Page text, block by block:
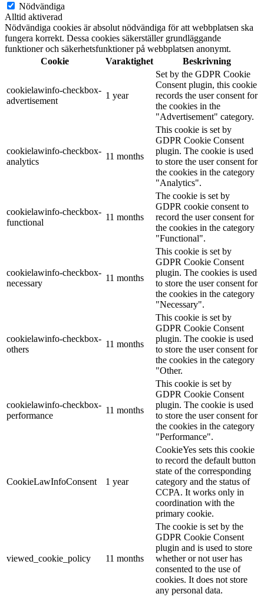
Nödvändiga
Alltid aktiverad
Nödvändiga cookies är absolut nödvändiga för att webbplatsen ska
fungera korrekt. Dessa cookies säkerställer grundläggande
funktioner och säkerhetsfunktioner på webbplatsen anonymt.
Cookie
Varaktighet Beskrivning
cookielawinfo-checkbox-
advertisement
1 year
Set by the GDPR Cookie
Consent plugin, this cookie
records the user consent for
the cookies in the
"Advertisement" category.
cookielawinfo-checkbox-
analytics
11 months
This cookie is set by
GDPR Cookie Consent
plugin. The cookie is used
to store the user consent for
the cookies in the category
"Analytics".
cookielawinfo-checkbox-
functional
11 months
The cookie is set by
GDPR cookie consent to
record the user consent for
the cookies in the category
"Functional".
cookielawinfo-checkbox-
necessary
11 months
This cookie is set by
GDPR Cookie Consent
plugin. The cookies is used
to store the user consent for
the cookies in the category
"Necessary".
cookielawinfo-checkbox-
others
11 months
This cookie is set by
GDPR Cookie Consent
plugin. The cookie is used
to store the user consent for
the cookies in the category
"Other.
cookielawinfo-checkbox-
performance
11 months
This cookie is set by
GDPR Cookie Consent
plugin. The cookie is used
to store the user consent for
the cookies in the category
"Performance".
CookieLawInfoConsent 1 year
CookieYes sets this cookie
to record the default button
state of the corresponding
category and the status of
CCPA. It works only in
coordination with the
primary cookie.
viewed_cookie_policy 11 months
The cookie is set by the
GDPR Cookie Consent
plugin and is used to store
whether or not user has
consented to the use of
cookies. It does not store
any personal data.